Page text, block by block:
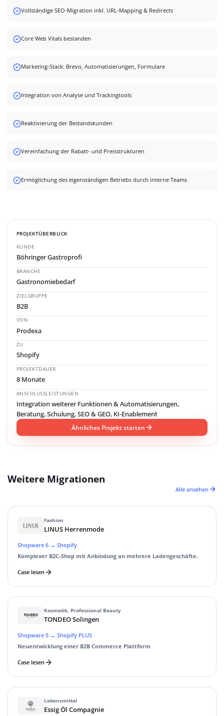
Vollständige SEO-Migration inkl. URL-Mapping & Redirects
Core Web Vitals bestanden
Marketing-Stack: Brevo, Automatisierungen, Formulare
Integration von Analyse und Trackingtools
Reaktivierung der Bestandskunden
Vereinfachung der Rabatt- und Preisstrukturen
Ermöglichung des eigenständigen Betriebs durch interne Teams
PROJEKTÜBERBLICK
KUNDE
Böhringer Gastroprofi
BRANCHE
Gastronomiebedarf
ZIELGRUPPE
B2B
VON
Prodexa
ZU
Shopify
PROJEKTDAUER
8 Monate
ANSCHLUSSLEISTUNGEN
Integration weiterer Funktionen & Automatisierungen,
Beratung, Schulung, SEO & GEO, KI-Enablement
Ähnliches Projekt starten
Weitere Migrationen
Alle ansehen
Fashion
LINUS Herrenmode
Shopware 6 → Shopify
Komplexer B2C-Shop mit Anbindung an mehrere Ladengeschäfte.
Case lesen
Kosmetik, Professional Beauty
TONDEO Solingen
Shopware 5 → Shopify PLUS
Neuentwicklung einer B2B Commerce Plattform
Case lesen
Lebensmittel
Essig Öl Compagnie